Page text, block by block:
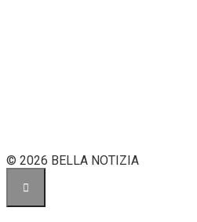
© 2026 BELLA NOTIZIA